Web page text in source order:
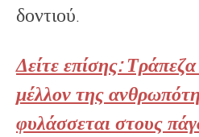
δοντιού.
Δείτε επίσης:
μέλλον της
φυλάσσεται στους